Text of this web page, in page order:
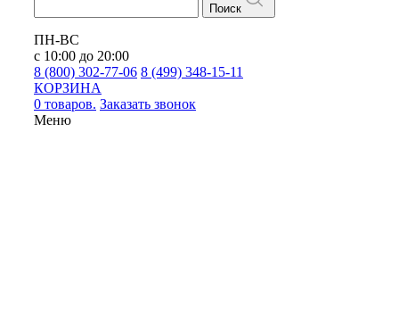
Поиск
ПН-ВС
с 10:00 до 20:00
8 (800) 302-77-06 8 (499) 348-15-11
КОРЗИНА
0 товаров. Заказать звонок
Меню